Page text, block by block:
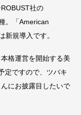
社の
。「American
新規導入です。
格運営を開始する美
定ですので、ツバキ
にお披露目したいで